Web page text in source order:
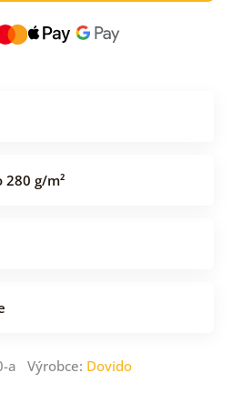
g/m²
a Výrobce: Dovido